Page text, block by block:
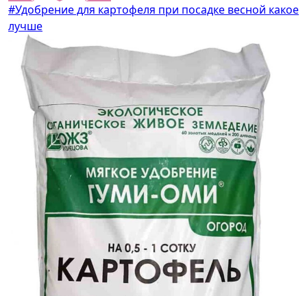
#Удобрение для картофеля при посадке весной какое
лучше